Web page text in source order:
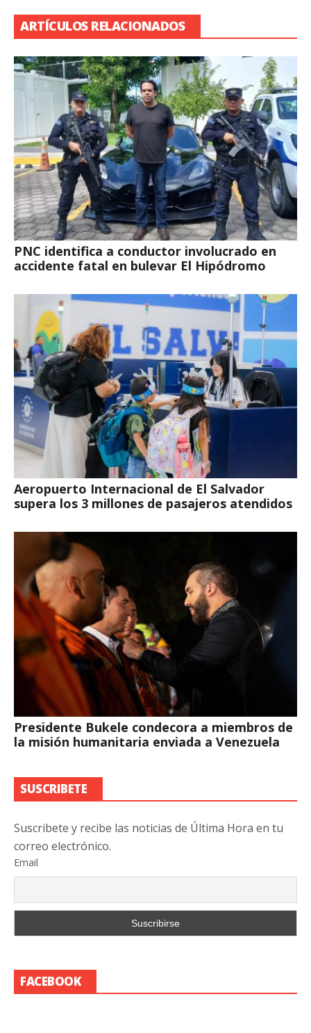
ARTÍCULOS RELACIONADOS
PNC identifica a conductor involucrado en
accidente fatal en bulevar El Hipódromo
Aeropuerto Internacional de El Salvador
supera los 3 millones de pasajeros atendidos
Presidente Bukele condecora a miembros de
la misión humanitaria enviada a Venezuela
SUSCRIBETE
Suscribete y recibe las noticias de Última Hora en tu
correo electrónico.
Email
FACEBOOK